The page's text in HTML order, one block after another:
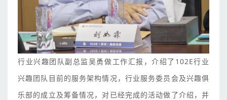
行业兴趣团队副总监吴勇做工作汇报，介绍了102E行业
兴趣团队目前的服务架构情况，行业服务委员会及兴趣俱
乐部的成立及筹备情况，对已经完成的活动做了介绍，并